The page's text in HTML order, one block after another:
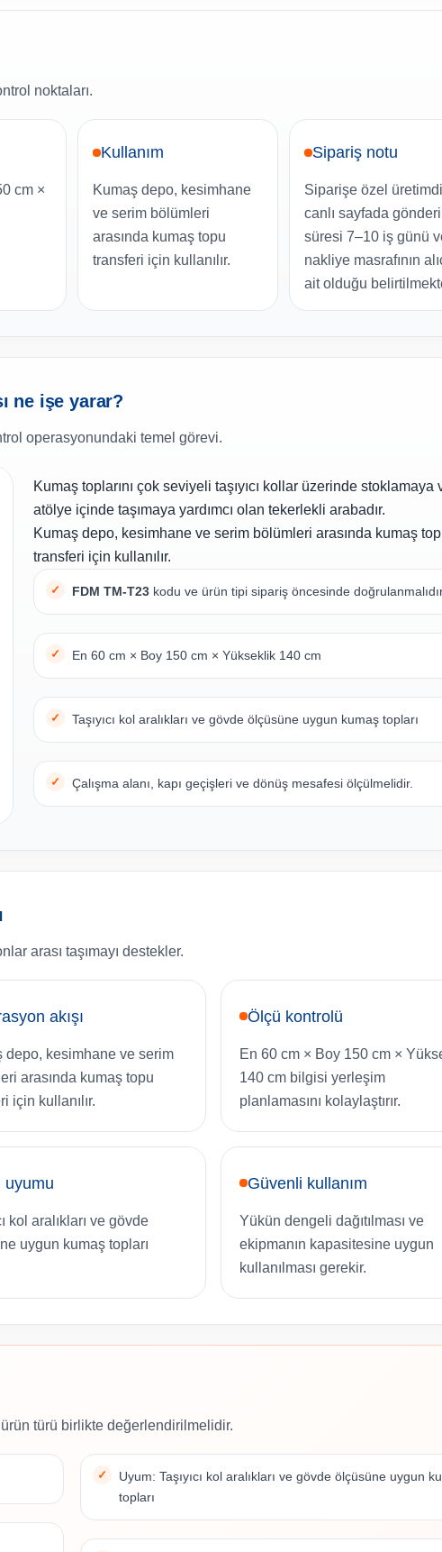
noktaları.
cm ×
Kullanım
Kumaş depo, kesimhane
ve serim bölümleri
arasında kumaş topu
transferi için kullanılır.
Sipariş notu
Siparişe özel
canlı sayfada
süresi 7–10 iş günü
nakliye masrafının
ait olduğu
ne işe yarar?
operasyonundaki temel görevi.
Kumaş toplarını çok seviyeli taşıyıcı kollar üzerinde stoklamaya
atölye içinde taşımaya yardımcı olan tekerlekli arabadır.
Kumaş depo, kesimhane ve serim bölümleri arasında kumaş
transferi için kullanılır.
FDM TM-T23 kodu ve ürün tipi sipariş öncesinde
En 60 cm × Boy 150 cm × Yükseklik 140 cm
Taşıyıcı kol aralıkları ve gövde ölçüsüne uygun kumaş topları
Çalışma alanı, kapı geçişleri ve dönüş mesafesi ölçülmelidir.
arası taşımayı destekler.
akışı
depo, kesimhane ve serim
arasında kumaş topu
için kullanılır.
Ölçü kontrolü
En 60 cm × Boy 150 cm ×
140 cm bilgisi yerleşim
planlamasını kolaylaştırır.
uyumu
kol aralıkları ve gövde
uygun kumaş topları
Güvenli kullanım
Yükün dengeli dağıtılması ve
ekipmanın kapasitesine uygun
kullanılması gerekir.
ürün türü birlikte değerlendirilmelidir.
Uyum: Taşıyıcı kol aralıkları ve gövde ölçüsüne uygun
topları